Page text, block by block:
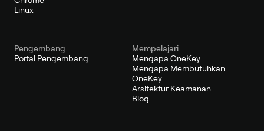
Linux
Pengembang
Portal Pengembang
Mempelajari
Mengapa OneKey
Mengapa Membutuhkan
OneKey
Arsitektur Keamanan
Blog